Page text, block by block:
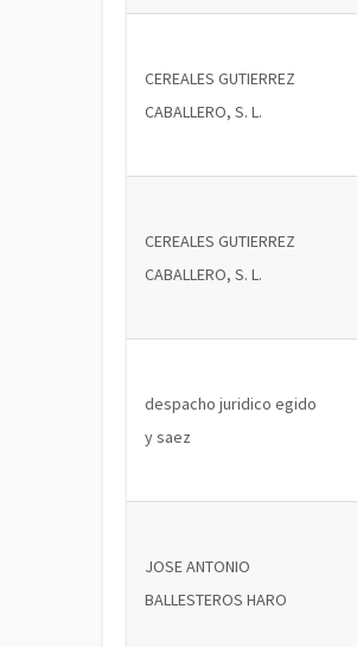
CEREALES GUTIERREZ
CABALLERO, S. L.
CEREALES GUTIERREZ
CABALLERO, S. L.
despacho juridico egido
y saez
JOSE ANTONIO
BALLESTEROS HARO